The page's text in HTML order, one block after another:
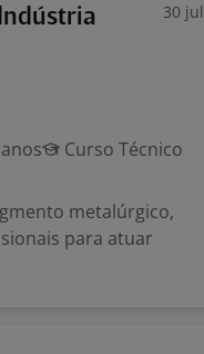
30 jul
Curso Técnico
metalúrgico,
para atuar